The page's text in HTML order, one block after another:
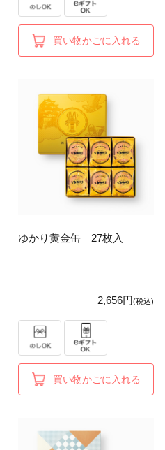
買い物かごに入れる
ゆかり黄金缶 27枚入
2,656円(税込)
買い物かごに入れる